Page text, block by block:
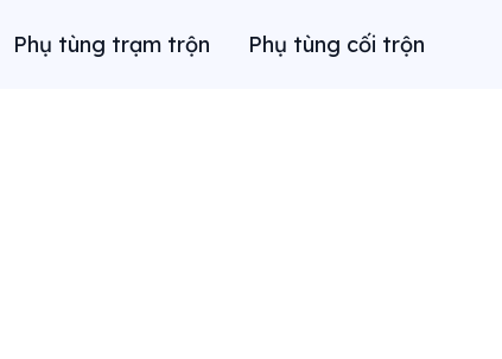
Phụ tùng trạm trộn Phụ tùng cối trộn